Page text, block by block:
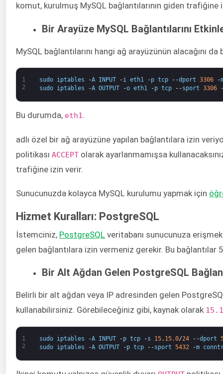
komut, kurulmuş MySQL bağlantılarının giden trafiğine
Bir Arayüze MySQL Bağlantılarını
MySQL bağlantılarını hangi ağ arayüzünün alacağını
1
2
sudo iptables -A INPUT -i eth1 -p tcp --dport 3306 -
sudo
iptables -A OUTPUT -o eth1 -p tcp --sport 3306
Bu durumda, eth1​.
adlı özel bir ağ arayüzüne yapılan bağlantılara izin
politikası ACCEPT olarak ayarlanmamışsa
trafiğine izin verir.
Sunucunuzda kolayca MySQL kurulumu yapmak için ​
Hizmet Kuralları: PostgreSQL
İstemciniz, ​ PostgreSQL veritabanı sunucunuza
gelen bağlantılara izin vermeniz gerekir. Bu
Bir Alt Ağdan Gelen PostgreSQL
Belirli bir alt ağdan veya IP adresinden gelen
kullanabilirsiniz. Görebileceğiniz gibi, kaynak olarak ​
1
2
sudo iptables -A INPUT -p tcp -s 15. 15.0/24 --dport
sudo
iptables -A OUTPUT -p tcp --sport 5432 -m